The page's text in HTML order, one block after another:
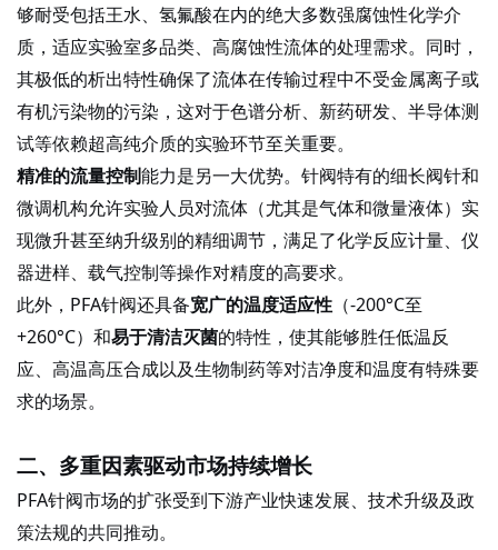
够耐受包括王水、氢氟酸在内的绝大多数强腐蚀性化学介
质，适应实验室多品类、高腐蚀性流体的处理需求。同时，
其极低的析出特性确保了流体在传输过程中不受金属离子或
有机污染物的污染，这对于色谱分析、新药研发、半导体测
试等依赖超高纯介质的实验环节至关重要。
精准的流量控制能力是另一大优势。针阀特有的细长阀针和
微调机构允许实验人员对流体（尤其是气体和微量液体）实
现微升甚至纳升级别的精细调节，满足了化学反应计量、仪
器进样、载气控制等操作对精度的高要求。
此外， PFA针阀还具备宽广的温度适应性 （-200°C至
+260°C）和易于清洁灭菌的特性，使其能够胜任低温反
应、高温高压合成以及生物制药等对洁净度和温度有特殊要
求的场景。
二、多重因素驱动市场持续增长
PFA针阀市场的扩张受到下游产业快速发展、技术升级及政
策法规的共同推动。